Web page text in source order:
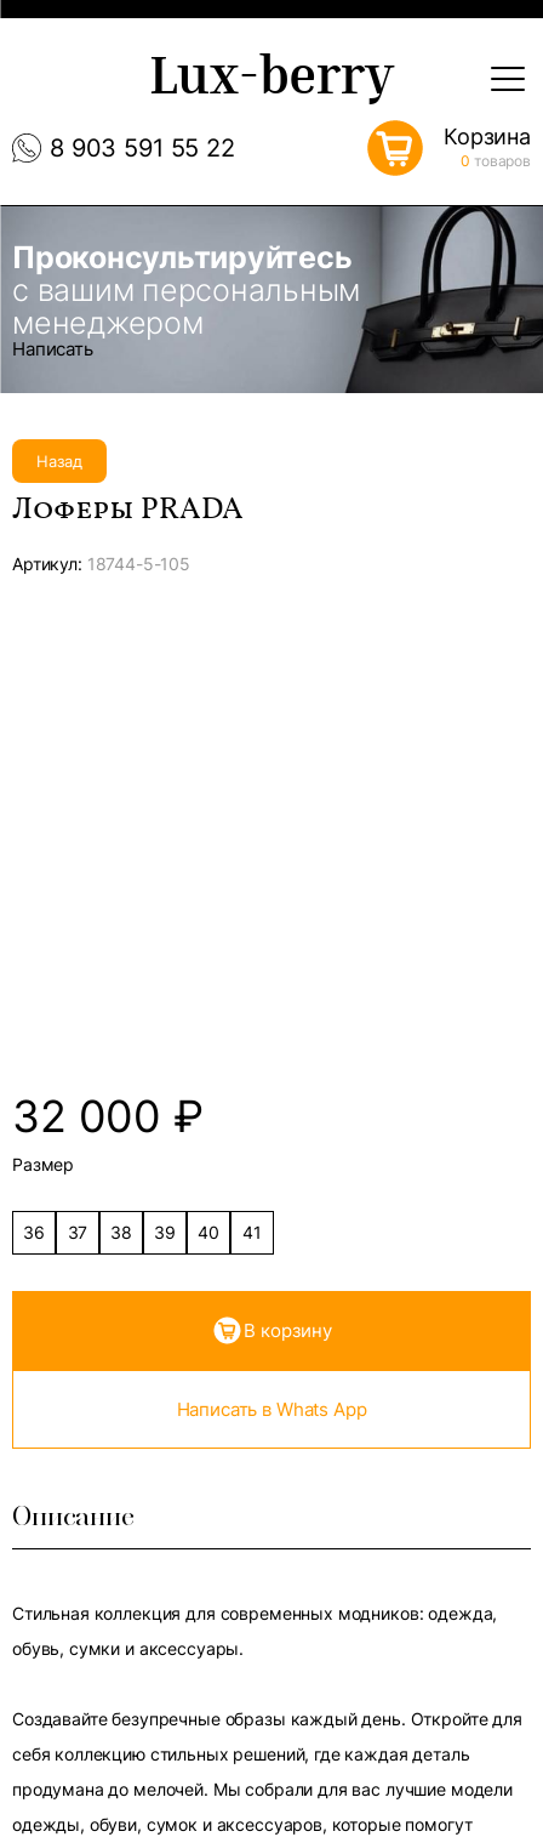
8 903 591 55 22
Lux-berry
Корзина
0 товаров
Проконсультируйтесь
с вашим персональным
менеджером
Написать
Назад
Лоферы PRADA
Артикул: 18744-5-105
32 000 ₽
Размер
36 37 38 39 40 41
В корзину
Написать в Whats App
Описание
Стильная коллекция для современных модников: одежда,
обувь, сумки и аксессуары.
Создавайте безупречные образы каждый день. Откройте для
себя коллекцию стильных решений, где каждая деталь
продумана до мелочей. Мы собрали для вас лучшие модели
одежды, обуви, сумок и аксессуаров, которые помогут